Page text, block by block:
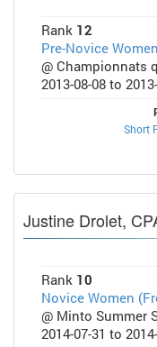
Rank 12
Pre-Novice
@ Championnats
2013-08-08 to
Short
Justine Drolet,
Rank 10
Novice Women
@ Minto Summer
2014-07-31 to